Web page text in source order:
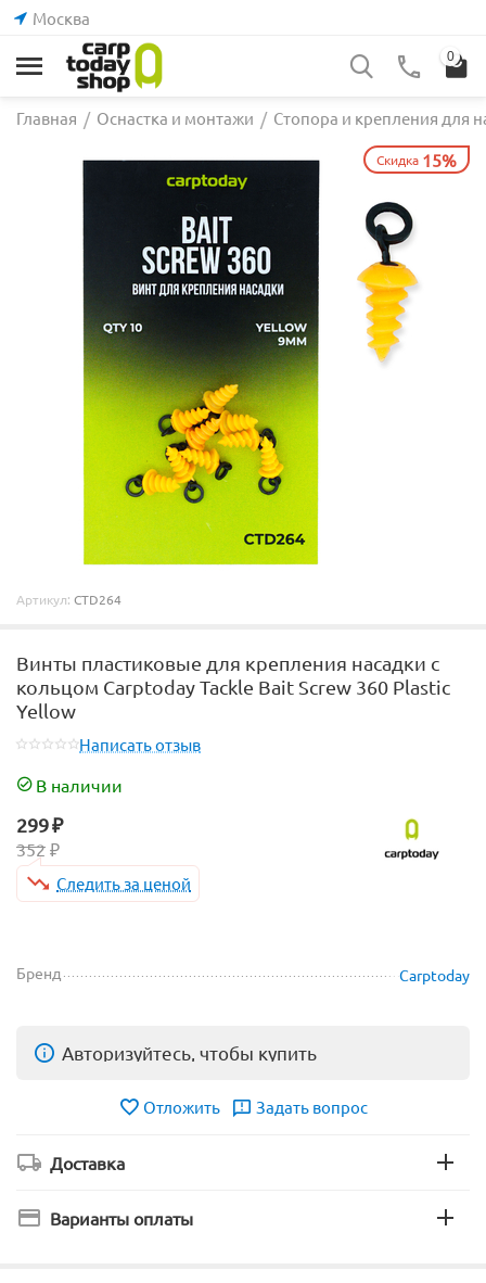
Москва
0
Главная / Оснастка и монтажи / Стопора и крепления для
Скидка 15%
Артикул: CTD264
Винты пластиковые для крепления насадки с
кольцом Carptoday Tackle Bait Screw 360 Plastic
Yellow
Написать отзыв
В наличии
299₽
352 ₽
Следить за ценой
Бренд Carptoday
Авторизуйтесь, чтобы купить
Отложить Задать вопрос
Доставка
Варианты оплаты